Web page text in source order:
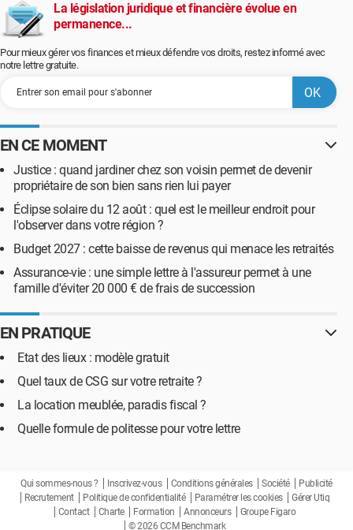
La législation juridique et financière évolue en
permanence...
Pour mieux gérer vos finances et mieux défendre vos droits, restez informé avec
notre lettre gratuite.
EN CE MOMENT
Justice : quand jardiner chez son voisin permet de devenir
propriétaire de son bien sans rien lui payer
Éclipse solaire du 12 août : quel est le meilleur endroit pour
l'observer dans votre région ?
Budget 2027 : cette baisse de revenus qui menace les retraités
Assurance-vie : une simple lettre à l'assureur permet à une
famille d'éviter 20 000 € de frais de succession
EN PRATIQUE
Etat des lieux : modèle gratuit
Quel taux de CSG sur votre retraite ?
La location meublée, paradis fiscal ?
Quelle formule de politesse pour votre lettre
Qui sommes-nous ? Inscrivez-vous Conditions générales Société
Publicité
Recrutement
Politique de confidentialité Paramétrer les cookies
Gérer Utiq
Contact
Charte Formation Annonceurs
Groupe Figaro
© 2026 CCM Benchmark